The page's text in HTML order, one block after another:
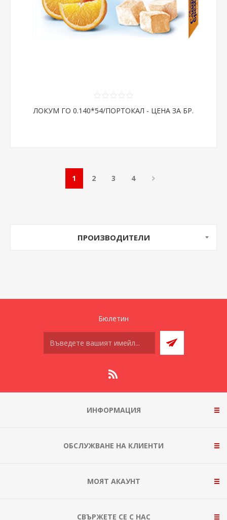
ЛОКУМ ГО 0.140*54/ПОРТОКАЛ - ЦЕНА ЗА БР.
1 2 3 4
ПРОИЗВОДИТЕЛИ
Бюлетин
ИНФОРМАЦИЯ
ОБСЛУЖВАНЕ НА КЛИЕНТИ
МОЯТ АКАУНТ
СВЪРЖЕТЕ СЕ С НАС